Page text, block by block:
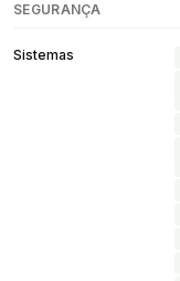
SEGURANÇA
Sistemas